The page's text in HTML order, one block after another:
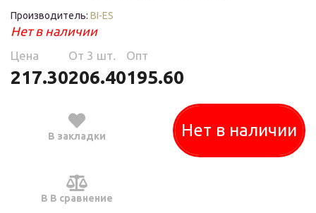
Производитель: BI-ES
Нет в наличии
Цена
217.30
Oт 3 шт.
206.40
Опт
195.60
В закладки
В В сравнение
Нет в наличии